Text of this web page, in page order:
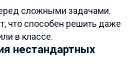
сложными задачами.
что способен решить даже
в классе.
нестандартных